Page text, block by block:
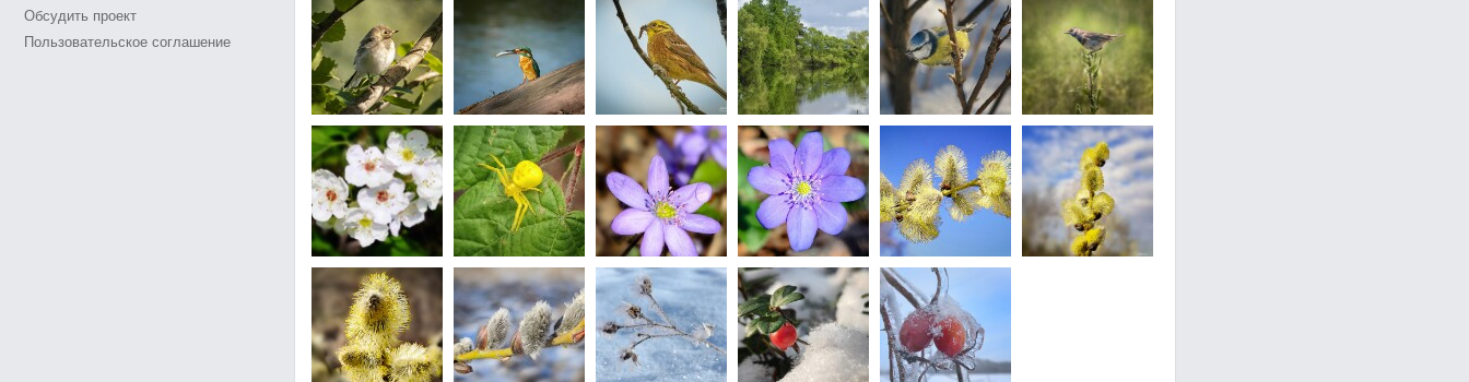
Обсудить проект
Пользовательское соглашение